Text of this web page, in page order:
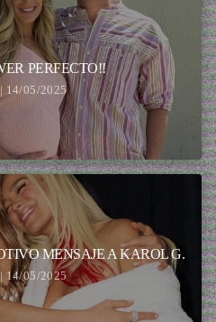
PERFECTO!!
14/05/2025
MENSAJE A KAROL G.
14/05/2025